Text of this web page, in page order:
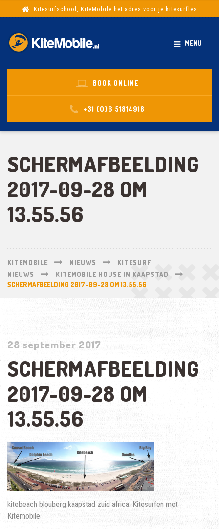
Kitesurfschool, KiteMobile het adres voor je kitesurfles
MENU
BOOK ONLINE
+31 (0)6 51814918
SCHERMAFBEELDING
2017-09-28 OM
13.55.56
KITEMOBILE NIEUWS
KITESURF
NIEUWS
KITEMOBILE HOUSE IN KAAPSTAD
SCHERMAFBEELDING 2017-09-28 OM 13.55.56
28 september 2017
SCHERMAFBEELDING
2017-09-28 OM
13.55.56
kitebeach blouberg kaapstad zuid africa. Kitesurfen met
Kitemobile